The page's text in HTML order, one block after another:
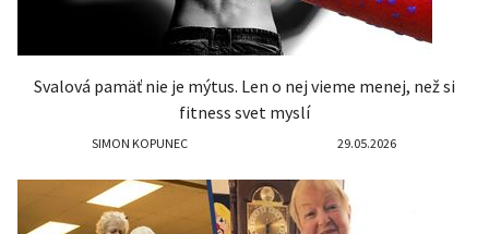
Svalová pamäť nie je mýtus. Len o nej vieme menej, než si
fitness svet myslí
SIMON KOPUNEC 29.05.2026